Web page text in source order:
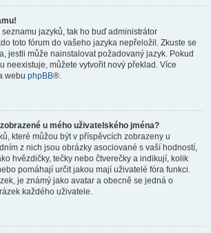
jazyků, tak ho buď administrátor
toto fórum do vašeho jazyka nepřeložil. Zkuste se
jestli může nainstalovat požadovaný jazyk. Pokud
neexistuje, můžete vytvořit nový překlad. Více
webu phpBB®.
u mého uživatelského jména?
které můžou být v příspěvcích zobrazeny u
z nich jsou obrázky asociované s vaší hodností,
hvězdičky, tečky nebo čtverečky a indikují, kolik
pomáhají určit jakou mají uživatelé fóra funkci.
je známý jako avatar a obecně se jedná o
každého uživatele.